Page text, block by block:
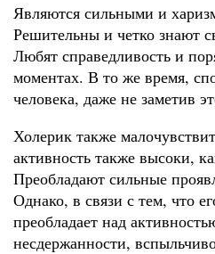
Являются сильными и
Решительны и четко знают
Любят справедливость и
моментах. В то же время,
человека, даже не заметив
Холерик также
активность также высоки,
Преобладают сильные
Однако, в связи с тем, что
преобладает над
несдержанности,